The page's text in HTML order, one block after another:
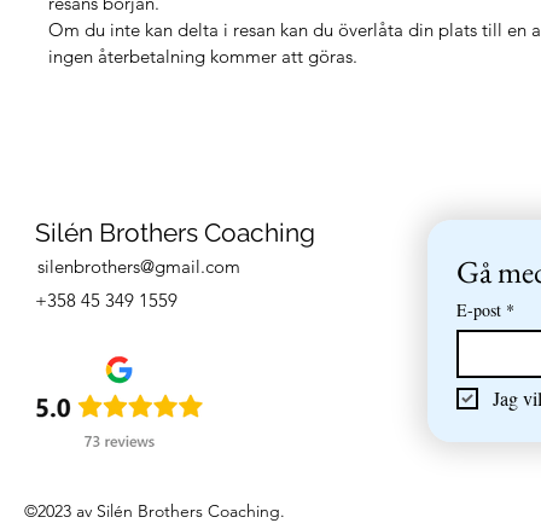
Om du inte kan delta i resan kan du överlåta din plats till en
ingen återbetalning kommer att göras.
Silén Brothers Coaching
silenbrothers@gmail.com
+358 45 349 1559
Gå
E-post *
Jag
©2023 av Silén Brothers Coaching.